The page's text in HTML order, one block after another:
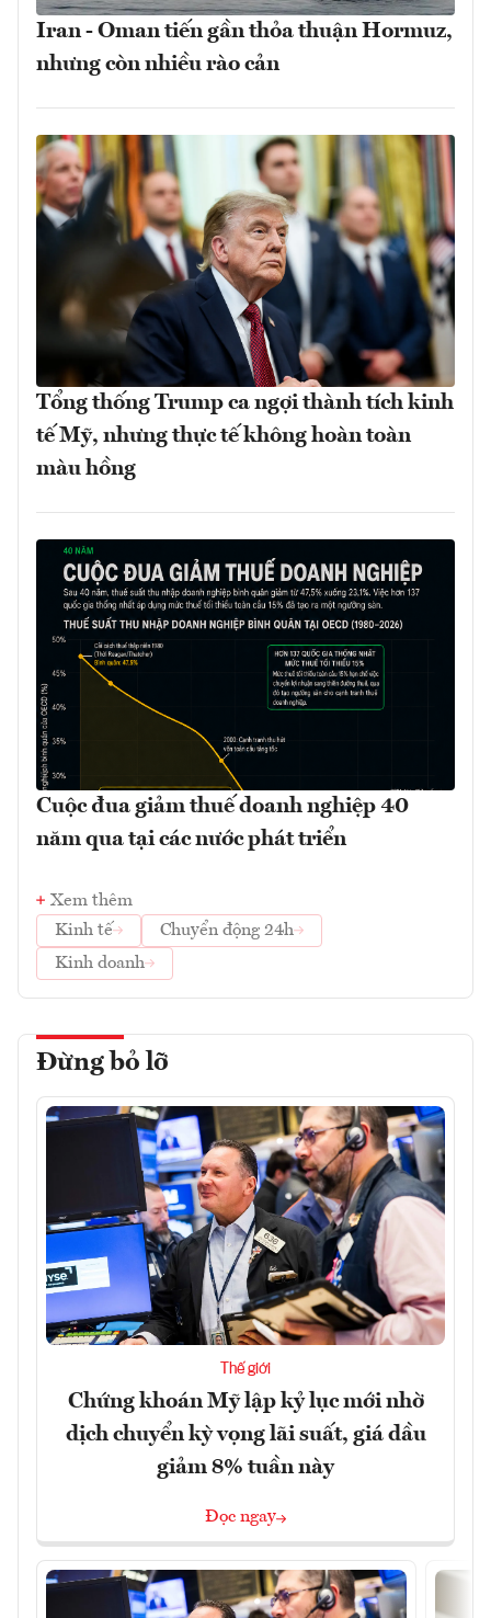
Iran - Oman tiến gần thỏa thuận Hormuz,
nhưng còn nhiều rào cản
Tổng thống Trump ca ngợi thành tích kinh
tế Mỹ, nhưng thực tế không hoàn toàn
màu hồng
Cuộc đua giảm thuế doanh nghiệp 40
năm qua tại các nước phát triển
Xem thêm
Kinh tế
Chuyển động 24h
Kinh doanh
Đừng bỏ lỡ
Thế giới
Chứng khoán Mỹ lập kỷ lục mới nhờ
dịch chuyển kỳ vọng lãi suất, giá dầu
giảm 8% tuần này
Đọc ngay